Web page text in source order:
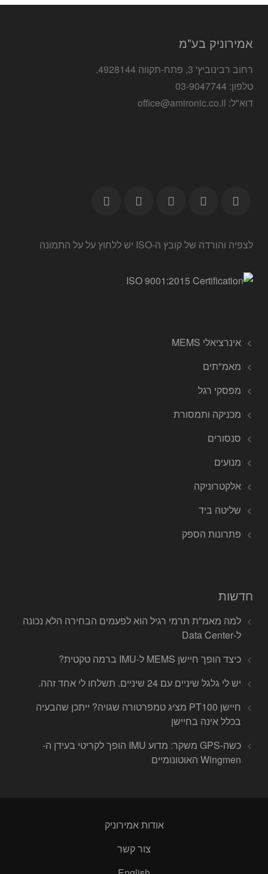
אמירוניק בע"מ
רחוב רבינוביץ' 3, פתח-תקווה 4928144.
טלפון: 03-9047744
דוא"ל: office@amironic.co.il
לצפיה והורדה של קובץ ה-ISO יש ללחוץ על על התמונה
אינרציאלי MEMS
מאמ"תים
מפסקי רגל
מכניקה ותמסורת
סנסורים
מנועים
אלקטרוניקה
שליטה ביד
פתרונות הספק
חדשות
למה מאמ"ת תרמי רגיל הוא לפעמים הבחירה הלא נכונה
ל-Data Center
כיצד הופך חיישן MEMS ל-IMU ברמה טקטית?
יש לי גלגל שיניים עם 24 שיניים. תשלחו לי אחד זהה.
חיישן PT100 מציג טמפרטורה שגויה? ייתכן שהבעיה
בכלל אינה בחיישן
כשה-GPS משקר: מדוע IMU הופך לקריטי בעידן ה-
Wingmen האוטונומיים
אודות אמירוניק
צור קשר